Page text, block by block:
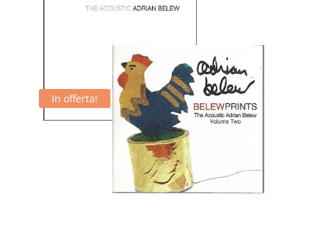
In offerta!